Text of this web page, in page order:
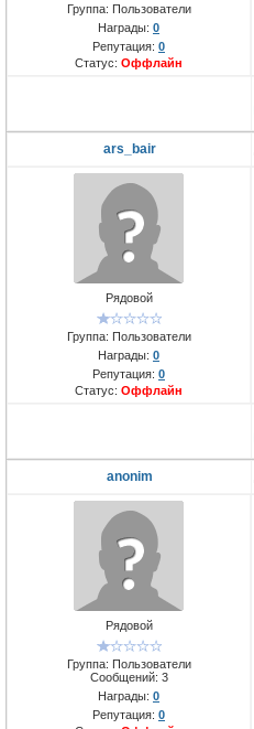
Группа: Пользователи
Награды: 0
Репутация: 0
Статус: Оффлайн
ars_bair
Рядовой
Группа: Пользователи
Награды: 0
Репутация: 0
Статус: Оффлайн
anonim
Рядовой
Группа: Пользователи
Сообщений: 3
Награды: 0
Репутация: 0